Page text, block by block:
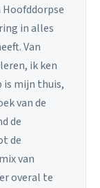
in alles
Van
ik ken
is mijn thuis,
van de
de
de
van
overal te